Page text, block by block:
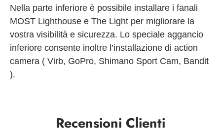
Nella parte inferiore è possibile installare i fanali
MOST Lighthouse e The Light per migliorare la
vostra visibilità e sicurezza. Lo speciale aggancio
inferiore consente inoltre l’installazione di action
camera ( Virb, GoPro, Shimano Sport Cam, Bandit
).
Recensioni Clienti